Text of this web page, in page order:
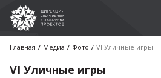
Главная Медиа Фото VI Уличные игры
VI Уличные игры